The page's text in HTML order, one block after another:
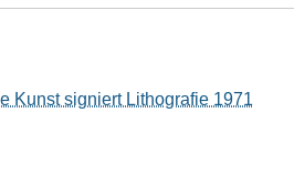
Kunst signiert Lithografie 1971